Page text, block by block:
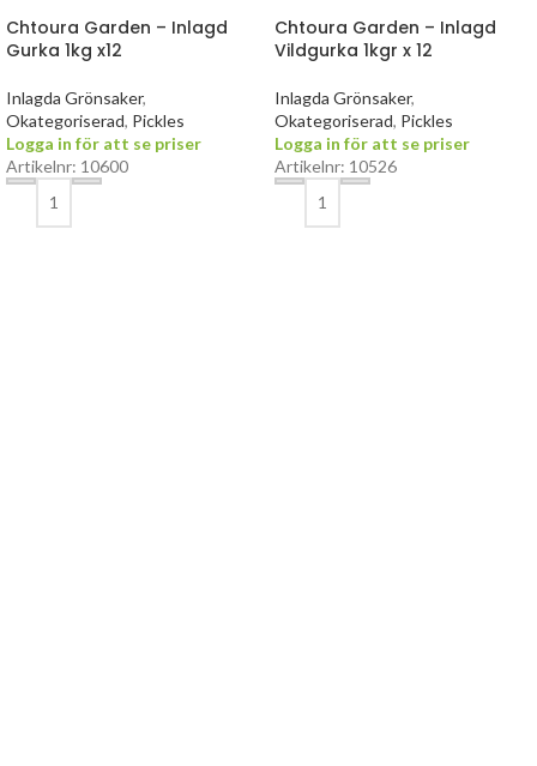
Chtoura Garden – Inlagd
Gurka 1kg x12
Inlagda Grönsaker,
Okategoriserad, Pickles
Logga in för att se priser
Artikelnr: 10600
Chtoura Garden – Inlagd
Vildgurka 1kgr x 12
Inlagda Grönsaker,
Okategoriserad, Pickles
Logga in för att se priser
Artikelnr: 10526